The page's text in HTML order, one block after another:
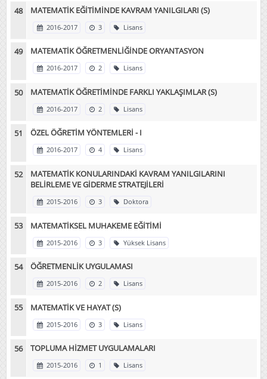
MATEMATİK EĞİTİMİNDE KAVRAM YANILGILARI (S)
2016-2017 3 Lisans
MATEMATİK ÖĞRETMENLİĞİNDE ORYANTASYON
2016-2017 2 Lisans
MATEMATİK ÖĞRETİMİNDE FARKLI YAKLAŞIMLAR (S)
2016-2017 2 Lisans
ÖZEL ÖĞRETİM YÖNTEMLERİ - I
2016-2017 4 Lisans
MATEMATİK KONULARINDAKİ KAVRAM YANILGILARINI
BELİRLEME VE GİDERME STRATEJİLERİ
2015-2016 3 Doktora
MATEMATİKSEL MUHAKEME EĞİTİMİ
2015-2016 3 Yüksek Lisans
ÖĞRETMENLİK UYGULAMASI
2015-2016 2 Lisans
MATEMATİK VE HAYAT (S)
2015-2016 3 Lisans
TOPLUMA HİZMET UYGULAMALARI
2015-2016 1 Lisans